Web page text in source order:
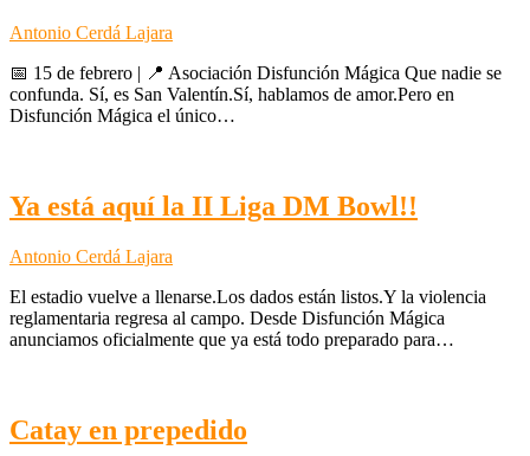
Antonio Cerdá Lajara
📅 15 de febrero | 📍 Asociación Disfunción Mágica Que nadie se
confunda. Sí, es San Valentín.Sí, hablamos de amor.Pero en
Disfunción Mágica el único…
Ya está aquí la II Liga DM Bowl!!
Antonio Cerdá Lajara
El estadio vuelve a llenarse.Los dados están listos.Y la violencia
reglamentaria regresa al campo. Desde Disfunción Mágica
anunciamos oficialmente que ya está todo preparado para…
Catay en prepedido